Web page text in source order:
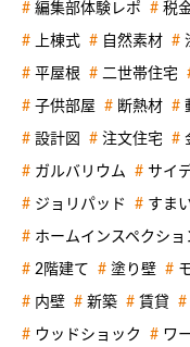
編集部体験レポ 税
上棟式 自然素材
平屋根 二世帯住宅
子供部屋 断熱材
設計図 注文住宅
ガルバリウム サイ
ジョリパッド すま
ホームインスペクショ
2階建て 塗り壁
内壁 新築 賃貸
ウッドショック ワ